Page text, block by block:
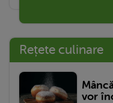
Rețete culinare
vor